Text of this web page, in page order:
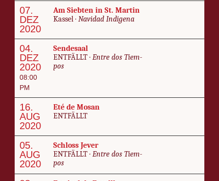
07.
DEZ
2020
Am Siebten in St. Mar­tin
Kas­sel · Navi­dad In­di­ge­na
04.
DEZ
2020
08:00
PM
Sende­saal
ENT­FÄLLT · En­tre dos Tiem­
pos
16.
AUG
2020
Eté de Mosan
ENT­FÄLLT
05.
AUG
2020
Schloss Jev­er
ENT­FÄLLT · En­tre dos Tiem­
pos